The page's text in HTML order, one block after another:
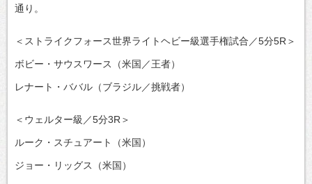
通り。
＜ストライクフォース世界ライトヘビー級選手権試合／5分5R＞
ボビー・サウスワース（米国／王者）
レナート・ババル（ブラジル／挑戦者）
＜ウェルター級／5分3R＞
ルーク・スチュアート（米国）
ジョー・リッグス（米国）